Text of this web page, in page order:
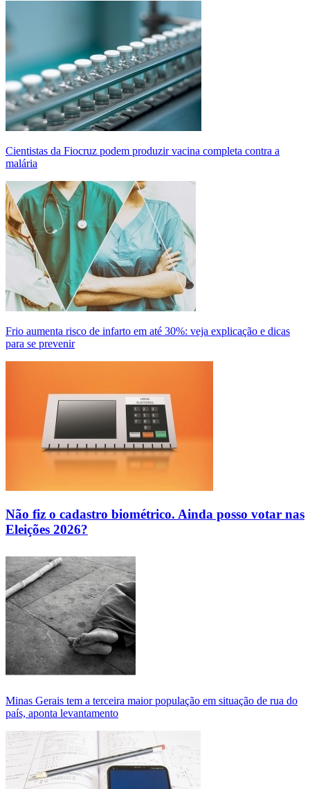
Cientistas da Fiocruz podem produzir vacina completa contra a
malária
Frio aumenta risco de infarto em até 30%: veja explicação e dicas
para se prevenir
Não fiz o cadastro biométrico. Ainda posso votar nas
Eleições 2026?
Minas Gerais tem a terceira maior população em situação de rua do
país, aponta levantamento